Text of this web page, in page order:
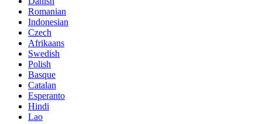
Romanian
Indonesian
Czech
Afrikaans
Swedish
Polish
Basque
Catalan
Esperanto
Hindi
Lao